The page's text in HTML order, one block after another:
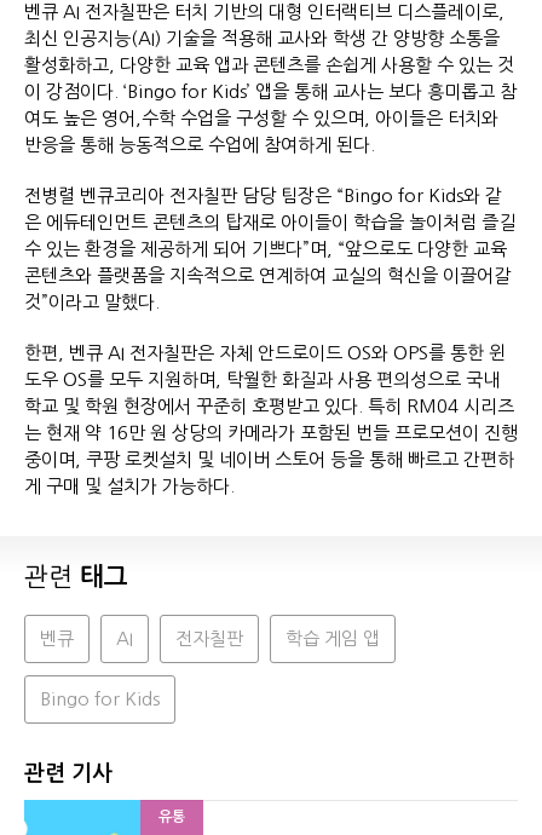
벤큐 AI 전자칠판은 터치 기반의 대형 인터랙티브 디스플레이로,
최신 인공지능(AI) 기술을 적용해 교사와 학생 간 양방향 소통을
활성화하고, 다양한 교육 앱과 콘텐츠를 손쉽게 사용할 수 있는 것
이 강점이다. ‘Bingo for Kids’ 앱을 통해 교사는 보다 흥미롭고 참
여도 높은 영어,수학 수업을 구성할 수 있으며, 아이들은 터치와
반응을 통해 능동적으로 수업에 참여하게 된다.
전병렬 벤큐코리아 전자칠판 담당 팀장은 “Bingo for Kids와 같
은 에듀테인먼트 콘텐츠의 탑재로 아이들이 학습을 놀이처럼 즐길
수 있는 환경을 제공하게 되어 기쁘다”며, “앞으로도 다양한 교육
콘텐츠와 플랫폼을 지속적으로 연계하여 교실의 혁신을 이끌어갈
것”이라고 말했다.
한편, 벤큐 AI 전자칠판은 자체 안드로이드 OS와 OPS를 통한 윈
도우 OS를 모두 지원하며, 탁월한 화질과 사용 편의성으로 국내
학교 및 학원 현장에서 꾸준히 호평받고 있다. 특히 RM04 시리즈
는 현재 약 16만 원 상당의 카메라가 포함된 번들 프로모션이 진행
중이며, 쿠팡 로켓설치 및 네이버 스토어 등을 통해 빠르고 간편하
게 구매 및 설치가 가능하다.
관련 태그
벤큐 AI 전자칠판 학습 게임 앱
Bingo for Kids
관련 기사
유통